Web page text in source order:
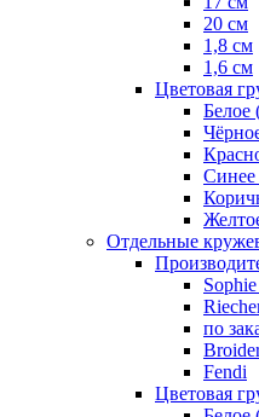
20 см
1,8 см
1,6 см
Цветовая
Белое
Синее
Отдельные
по
Fendi
Цветовая